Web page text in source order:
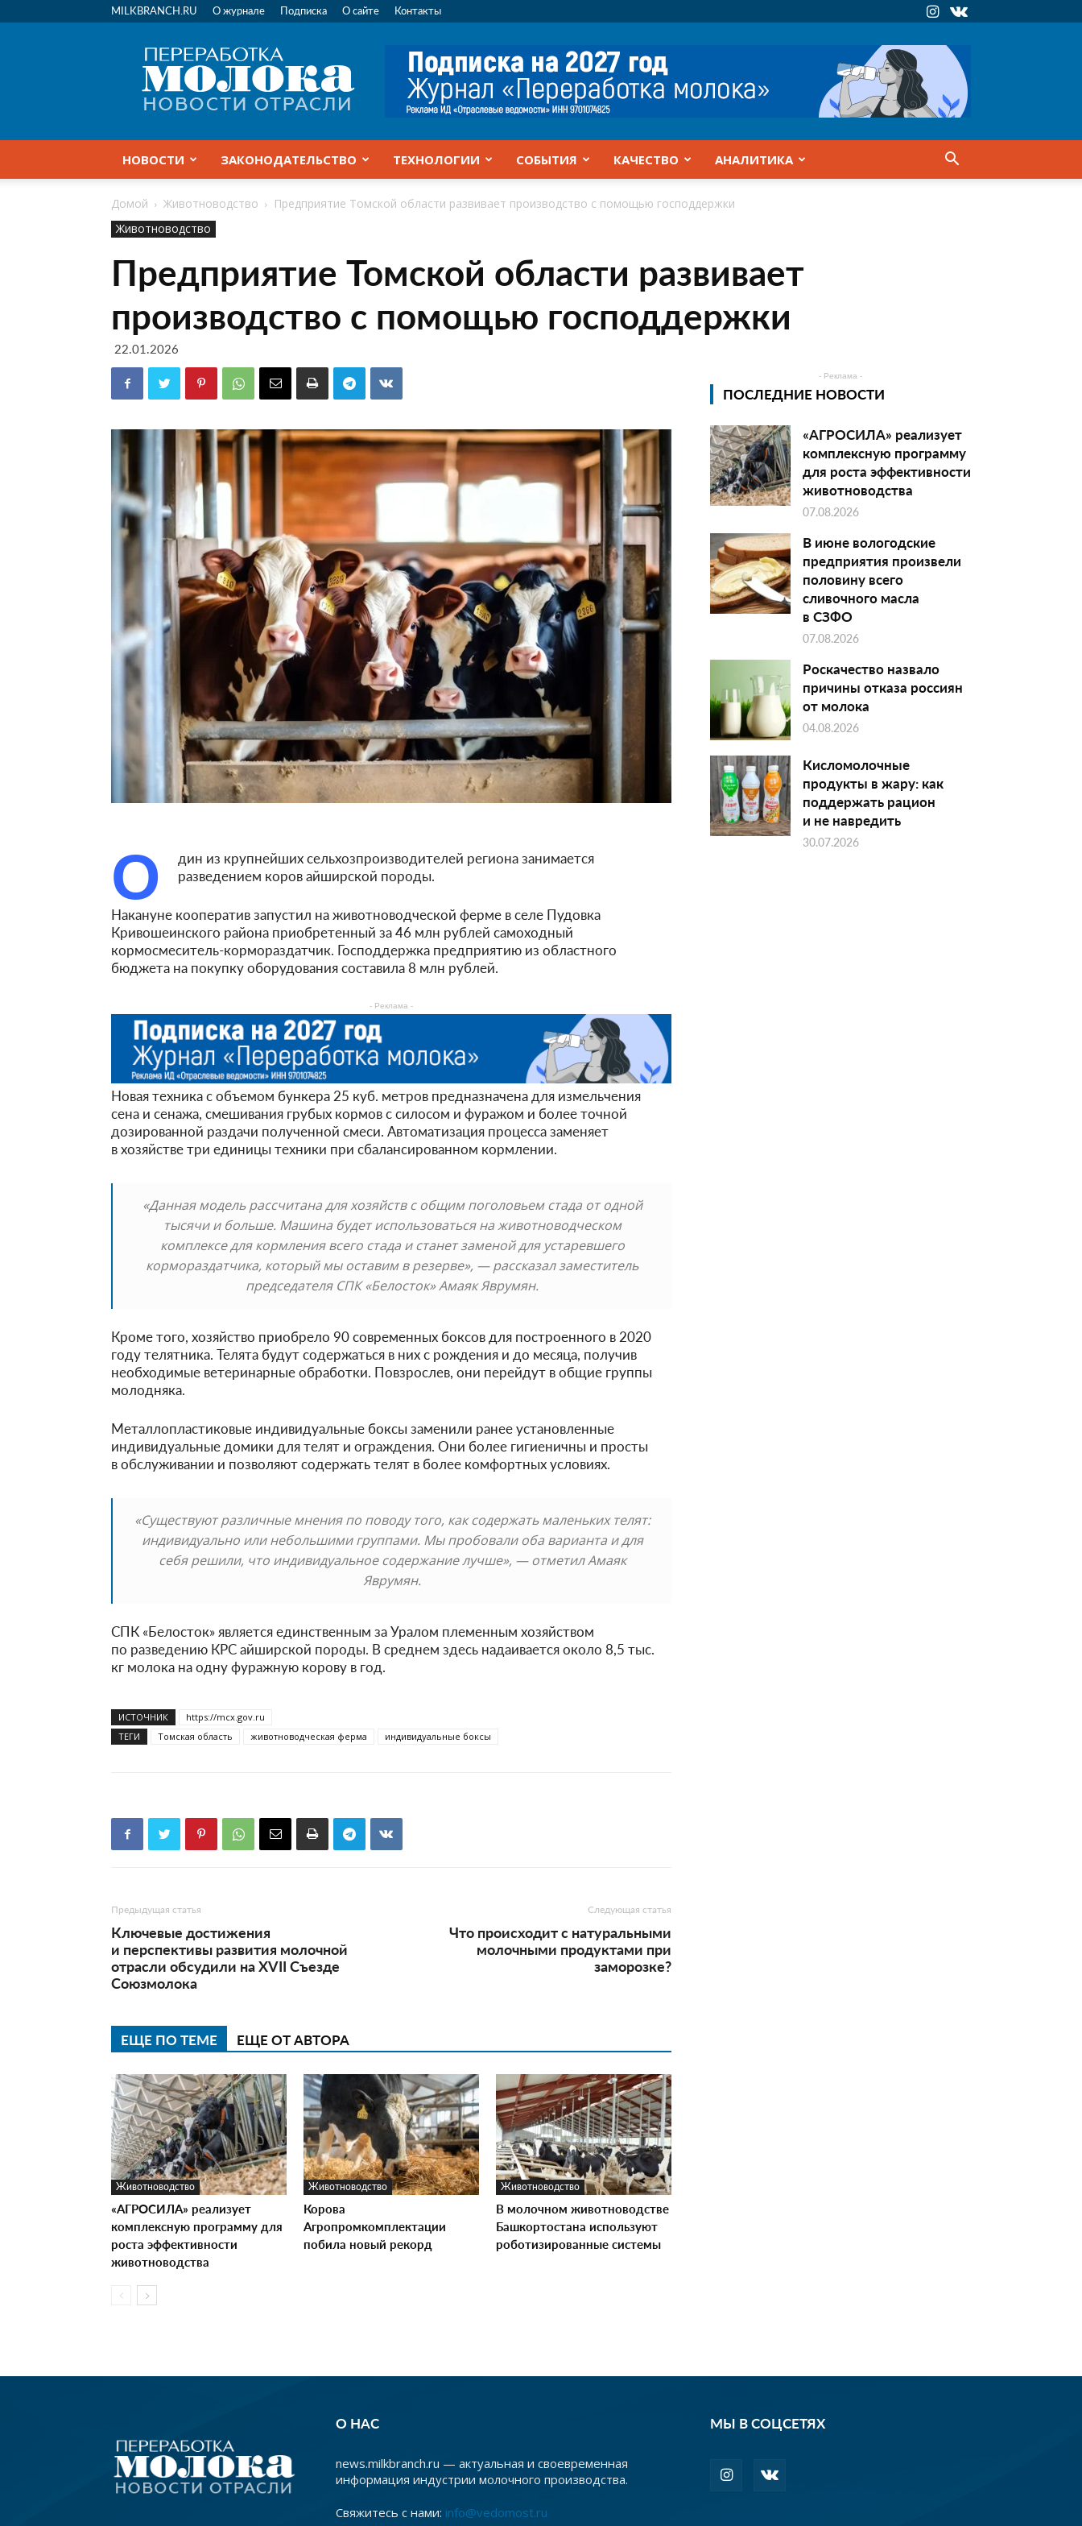
MILKBRANCH.RU О журнале Подписка О сайте Контакты
Переработка
молока
|
Новости
НОВОСТИ ЗАКОНОДАТЕЛЬСТВО ТЕХНОЛОГИИ СОБЫТИЯ КАЧЕСТВО АНАЛИТИКА
Домой Животноводство
Предприятие Томской области развивает производство с помощью господдержки
Животноводство
Предприятие Томской области развивает
производство с помощью господдержки
22.01.2026
О
дин из крупнейших сельхозпроизводителей региона занимается
разведением коров айширской породы.
Накануне кооператив запустил на животноводческой ферме в селе Пудовка
Кривошеинского района приобретенный за 46 млн рублей самоходный
кормосмеситель-кормораздатчик. Господдержка предприятию из областного
бюджета на покупку оборудования составила 8 млн рублей.
- Реклама -
Новая техника с объемом бункера 25 куб. метров предназначена для измельчения
сена и сенажа, смешивания грубых кормов с силосом и фуражом и более точной
дозированной раздачи полученной смеси. Автоматизация процесса заменяет
в хозяйстве три единицы техники при сбалансированном кормлении.
«Данная модель рассчитана для хозяйств с общим поголовьем стада от одной
тысячи и больше. Машина будет использоваться на животноводческом
комплексе для кормления всего стада и станет заменой для устаревшего
кормораздатчика, который мы оставим в резерве», — рассказал заместитель
председателя СПК «Белосток» Амаяк Яврумян.
Кроме того, хозяйство приобрело 90 современных боксов для построенного в 2020
году телятника. Телята будут содержаться в них с рождения и до месяца, получив
необходимые ветеринарные обработки. Повзрослев, они перейдут в общие группы
молодняка.
Металлопластиковые индивидуальные боксы заменили ранее установленные
индивидуальные домики для телят и ограждения. Они более гигиеничны и просты
в обслуживании и позволяют содержать телят в более комфортных условиях.
«Существуют различные мнения по поводу того, как содержать маленьких телят:
индивидуально или небольшими группами. Мы пробовали оба варианта и для
себя решили, что индивидуальное содержание лучше», — отметил Амаяк
Яврумян.
СПК «Белосток» является единственным за Уралом племенным хозяйством
по разведению КРС айширской породы. В среднем здесь надаивается около 8,5 тыс.
кг молока на одну фуражную корову в год.
ИСТОЧНИК
https://mcx.gov.ru
ТЕГИ
Томская область животноводческая ферма индивидуальные боксы
Предыдущая статья
Ключевые достижения
и перспективы развития молочной
отрасли обсудили на XVII Съезде
Союзмолока
Следующая статья
Что происходит с натуральными
молочными продуктами при
заморозке?
ЕЩЕ ПО ТЕМЕ ЕЩЕ ОТ АВТОРА
Животноводство
«АГРОСИЛА» реализует
комплексную программу для
роста эффективности
животноводства
Животноводство
Корова
Агропромкомплектации
побила новый рекорд
Животноводство
В молочном животноводстве
Башкортостана используют
роботизированные системы
- Реклама -
ПОСЛЕДНИЕ НОВОСТИ
«АГРОСИЛА» реализует
комплексную программу
для роста эффективности
животноводства
07.08.2026
В июне вологодские
предприятия произвели
половину всего
сливочного масла
в СЗФО
07.08.2026
Роскачество назвало
причины отказа россиян
от молока
04.08.2026
Кисломолочные
продукты в жару: как
поддержать рацион
и не навредить
30.07.2026
О НАС
news.milkbranch.ru — актуальная и своевременная
информация индустрии молочного производства.
Свяжитесь с нами: info@vedomost.ru
МЫ В СОЦСЕТЯХ